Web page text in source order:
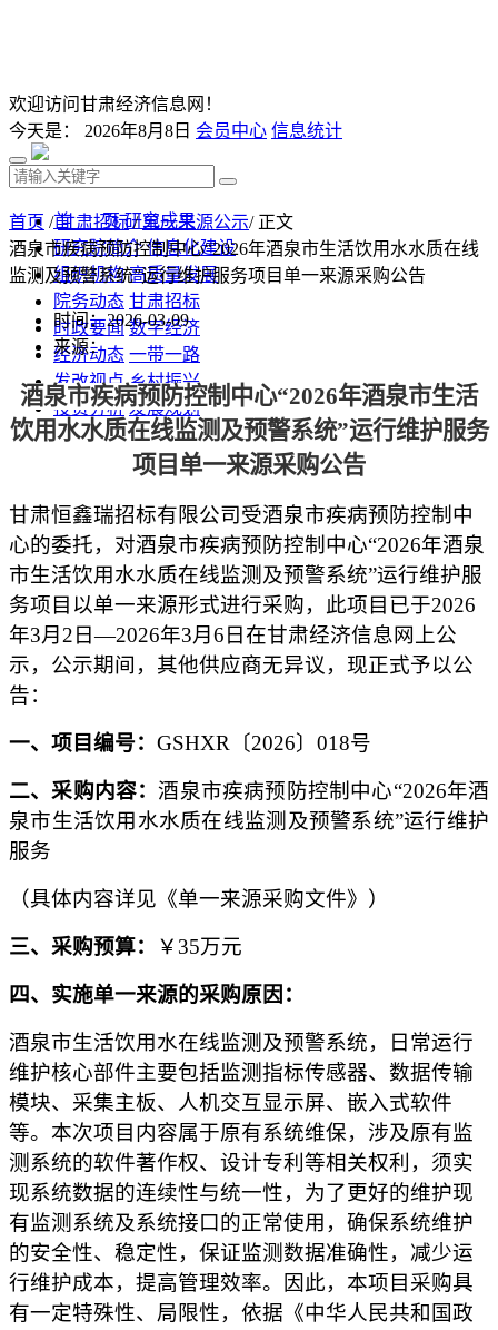
欢迎访问甘肃经济信息网！
今天是： 2026年8月8日 会员中心 信息统计
首 页 研究成果
研究院简介 信息化建设
组织机构 高质量发展
院务动态 甘肃招标
时政要闻 数字经济
经济动态 一带一路
发改视点 乡村振兴
投资分析 发展规划
监测预测 文库下载
首页 /甘肃招标/单一来源公示/ 正文
酒泉市疾病预防控制中心“2026年酒泉市生活饮用水水质在线
监测及预警系统”运行维护服务项目单一来源采购公告
时间：2026-03-09
来源：
酒泉市疾病预防控制中心“2026年酒泉市生活
饮用水水质在线监测及预警系统”运行维护服务
项目 单一来源采购公告
甘肃恒鑫瑞招标有限公司受酒泉市疾病预防控制中
心的委托，对酒泉市疾病预防控制中心“2026年酒泉
市生活饮用水水质在线监测及预警系统”运行维护服
务项目以单一来源形式进行采购，此项目已于2026
年3月 2 日—2026年3月 6 日在甘肃经济信息网 上公
示，公示期间，其他供应商无异议，现正式予以公
告：
一、项目编号： GSHXR〔2026〕018号
二、采购内容：酒泉市疾病预防控制中心“2026年酒
泉市生活饮用水水质在线监测及预警系统”运行维护
服务
（具体内容详见《单一来源采购文件》）
三、采购预算： ￥ 35万元
四、实施单一来源的采购原因：
酒泉市生活饮用水在线监测及预警系统，日常运行
维护核心部件主要包括监测指标传感器、数据传输
模块、采集主板、人机交互显示屏、嵌入式软件
等。本次项目内容属于原有系统维保，涉及原有监
测系统的软件著作权、设计专利等相关权利，须实
现系统数据的连续性与统一性，为了更好的维护现
有监测系统及系统接口的正常使用，确保系统维护
的安全性、稳定性，保证监测数据准确性，减少运
行维护成本，提高管理效率。因此，本项目采购具
有一定特殊性、局限性，依据《中华人民共和国政